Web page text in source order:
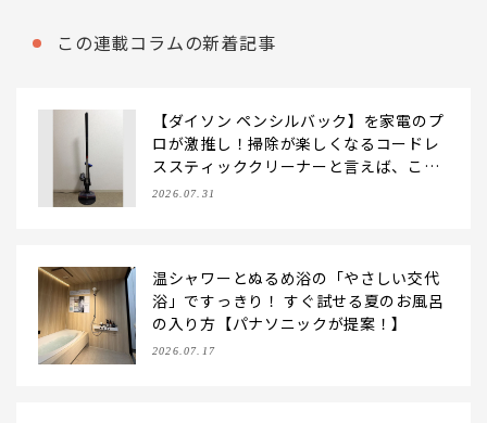
この連載コラムの新着記事
【ダイソン ペンシルバック】を家電のプ
ロが激推し！掃除が楽しくなるコードレ
ススティッククリーナーと言えば、こ
れ！
2026.07.31
温シャワーとぬるめ浴の「やさしい交代
浴」ですっきり！ すぐ試せる夏のお風呂
の入り方【パナソニックが提案！】
2026.07.17